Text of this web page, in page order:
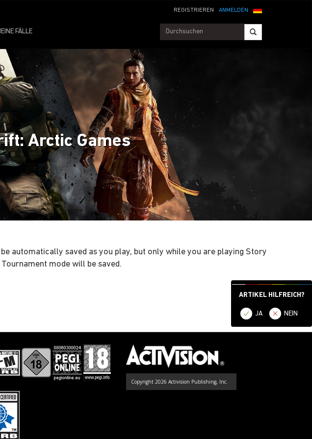
ANMELDEN
REGISTRIEREN
FÄLLE
ARTIKEL HILFREICH?
JA NEIN
Arctic Games
automatically saved as you play, but only while you are playing Story
mode will be saved.
Copyright 2026 Activision Publishing, Inc.